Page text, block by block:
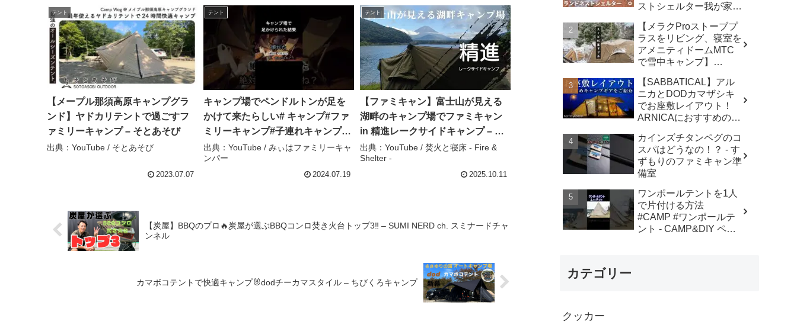
テント
【メープル那須高原キャンプグラ
ンド】ヤドカリテントで過ごすフ
ァミリーキャンプ – そとあそび
出典：YouTube / そとあそび
2023.07.07
テント
キャンプ場でペンドルトンが足を
かけて来たらしい# キャンプ#ファ
ミリーキャンプ#子連れキャンプ＃
テント#ファミキャン#みぃはファ
ミリーキャンパー – みぃはファミ
出典：YouTube / みぃはファミリーキャ
ンパー
2024.07.19
テント
【ファミキャン】富士山が見える
湖畔のキャンプ場でファミキャン
in 精進レークサイドキャンプ – 焚
火と寝床 – Fire & Shelter –
出典：YouTube / 焚火と寝床 - Fire &
Shelter -
2025.10.11
【炭屋】BBQのプロ🔥炭屋が選ぶBBQコンロ焚き火台トップ3‼️ – SUMI NERD ch. スミナードチャ
ンネル
カマボコテントで快適キャンプ🐰dodチーカマスタイル – ちびくろキャンプ
ストシェルター我が家で
アビルキャンプリゾート
那須／LUMIX S5IIX - パ
パハキット アウトドア
VLOG
【メラクProストーブプ
ラスをリビング、寝室を
アメニティドームMTC
で雪中キャンプ】
#snowpeak - 坊主キャン
パー@キンボウズ
【SABBATICAL】アル
ニカとDODカマザシキ
でお座敷レイアウト！
ARNICAにおすすめのキ
キャンプ - SOTOASOBI
カインズチタンペグのコ
スパはどうなの！？ - す
ずもりのファミキャン準
備室
ワンポールテントを1人
で片付ける方法
#CAMP #ワンポールテ
ント - CAMP&DIY ペグ
カテゴリー
クッカー